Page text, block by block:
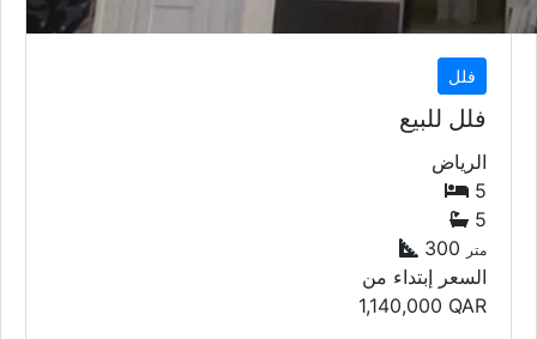
فلل
فلل للبيع
الرياض
5
5
300 متر
السعر إبتداء من
1,140,000 QAR